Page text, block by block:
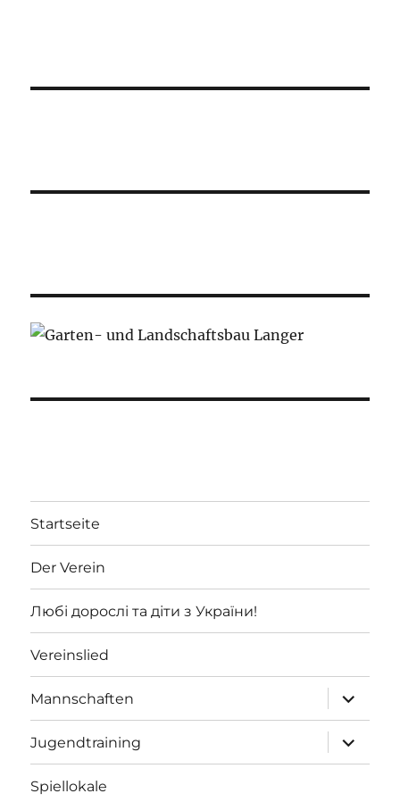
Startseite
Der Verein
Любі дорослі та діти з України!
Vereinslied
Mannschaften
öffnen
Jugendtraining
öffnen
Spiellokale